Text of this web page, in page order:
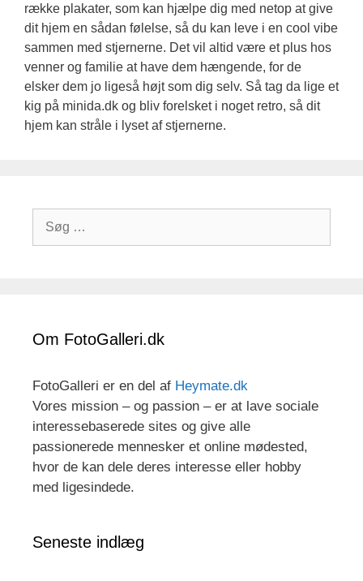
række plakater, som kan hjælpe dig med netop at give
dit hjem en sådan følelse, så du kan leve i en cool vibe
sammen med stjernerne. Det vil altid være et plus hos
venner og familie at have dem hængende, for de
elsker dem jo ligeså højt som dig selv. Så tag da lige et
kig på minida.dk og bliv forelsket i noget retro, så dit
hjem kan stråle i lyset af stjernerne.
Søg
Om FotoGalleri.dk
FotoGalleri er en del af Heymate.dk
Vores mission – og passion – er at lave sociale
interessebaserede sites og give alle
passionerede mennesker et online mødested,
hvor de kan dele deres interesse eller hobby
med ligesindede.
Seneste indlæg